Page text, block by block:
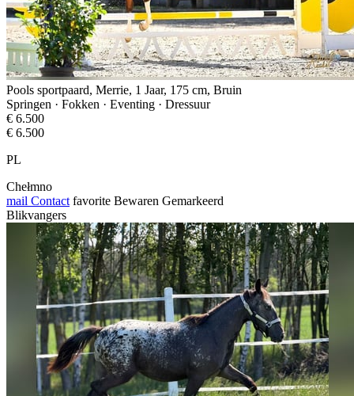
Pools sportpaard, Merrie, 1 Jaar, 175 cm, Bruin
Springen · Fokken · Eventing · Dressuur
€ 6.500
€ 6.500
PL
Chełmno
mail Contact favorite Bewaren Gemarkeerd
Blikvangers